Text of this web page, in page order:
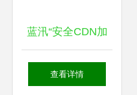
蓝汛“安全CDN加
速解决方案”助力网
查看详情